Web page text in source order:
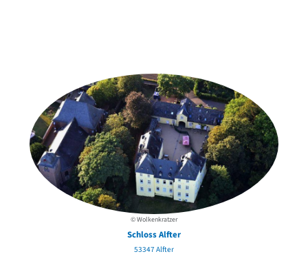
© Wolkenkratzer
Schloss Alfter
53347 Alfter